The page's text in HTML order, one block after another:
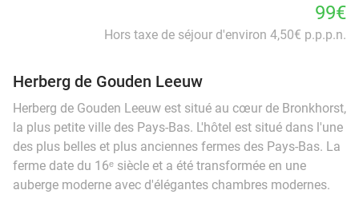
99€
Hors taxe de séjour d'environ 4,50€ p.p.p.n.
Herberg de Gouden Leeuw
Herberg de Gouden Leeuw est situé au cœur de Bronkhorst,
la plus petite ville des Pays-Bas. L'hôtel est situé dans l'une
des plus belles et plus anciennes fermes des Pays-Bas. La
ferme date du 16ᵉ siècle et a été transformée en une
auberge moderne avec d'élégantes chambres modernes.